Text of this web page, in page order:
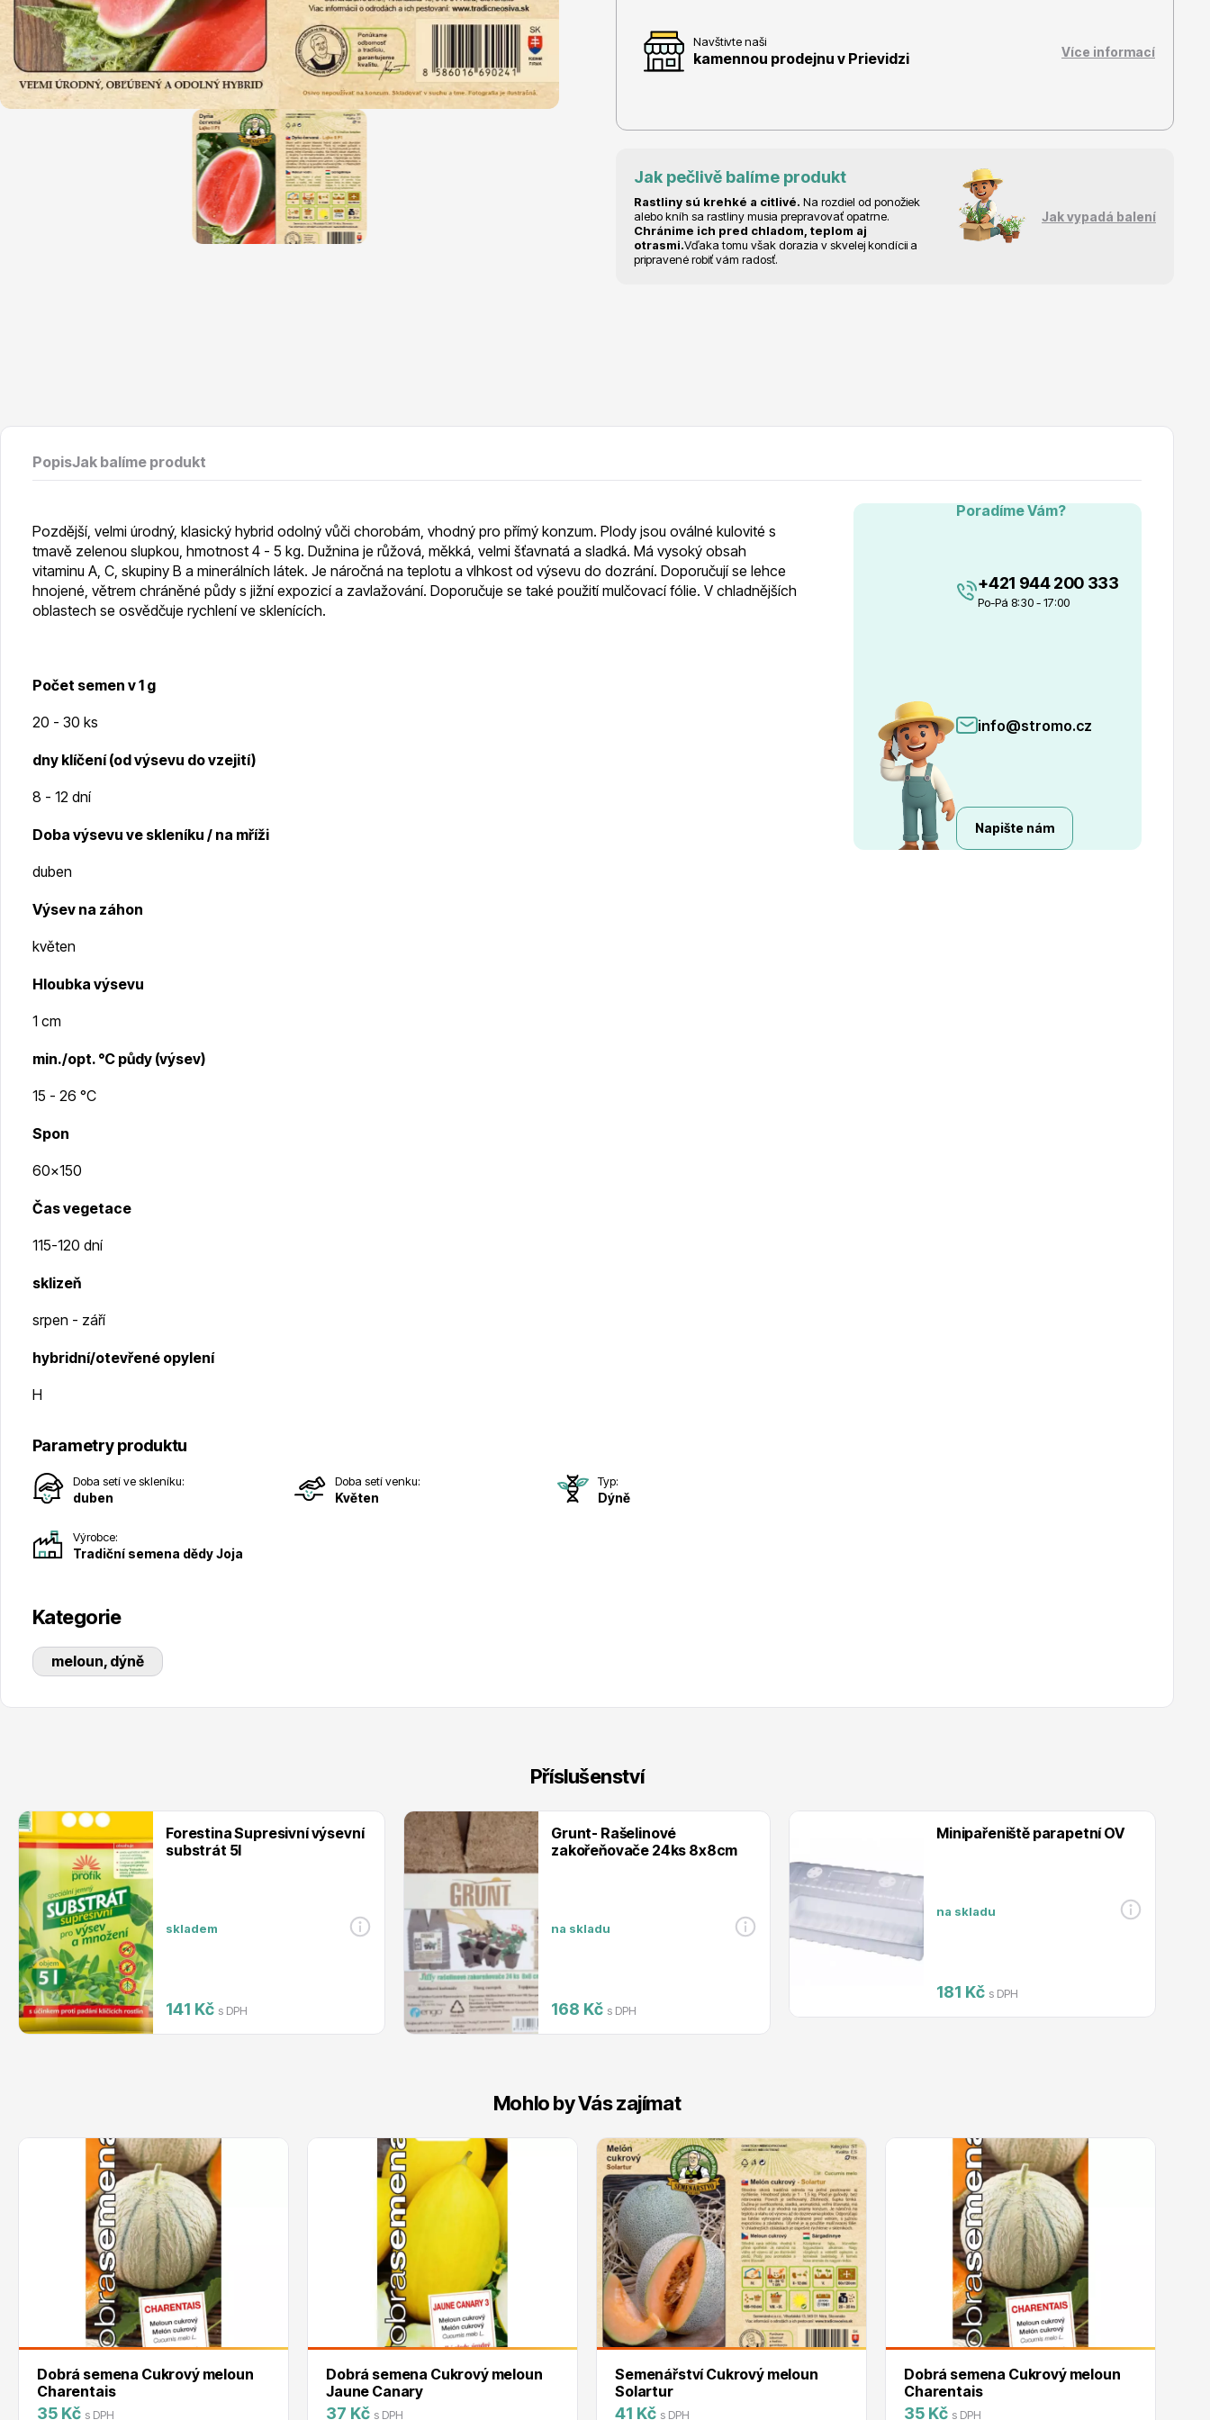
Magnólie
Květináče
Hortenzie
Drobná ovoce
Okrasné trávy
Plazivé rostliny
Navštivte naši
kamennou prodejnu v Prievidzi Více informací
Jak pečlivě balíme produkt
Rastliny sú krehké a citlivé. Na rozdiel od ponožiek
alebo kníh sa rastliny musia prepravovať opatrne.
Chránime ich pred chladom, teplom aj
otrasmi.Vďaka tomu však dorazia v skvelej kondícii a
pripravené robiť vám radosť.
Jak vypadá balení
PopisJak balíme produkt
Pozdější, velmi úrodný, klasický hybrid odolný vůči chorobám, vhodný pro přímý konzum. Plody jsou oválné kulovité s
tmavě zelenou slupkou, hmotnost 4 - 5 kg. Dužnina je růžová, měkká, velmi šťavnatá a sladká. Má vysoký obsah
vitaminu A, C, skupiny B a minerálních látek. Je náročná na teplotu a vlhkost od výsevu do dozrání. Doporučují se lehce
hnojené, větrem chráněné půdy s jižní expozicí a zavlažování. Doporučuje se také použití mulčovací fólie. V chladnějších
oblastech se osvědčuje rychlení ve sklenících.
Počet semen v 1 g
20 - 30 ks
dny klíčení (od výsevu do vzejití)
8 - 12 dní
Doba výsevu ve skleníku / na mříži
duben
Výsev na záhon
květen
Hloubka výsevu
1 cm
min./opt. °C půdy (výsev)
15 - 26 °C
Spon
60x150
Čas vegetace
115-120 dní
sklizeň
srpen - září
hybridní/otevřené opylení
H
Parametry produktu
Doba setí ve skleníku:
duben
Doba setí venku:
Květen
Typ:
Dýně
Výrobce:
Tradiční semena dědy Joja
Kategorie
meloun, dýně
Poradíme Vám?
+421 944 200 333
Po-Pá 8:30 - 17:00
info@stromo.cz
Napište nám
Příslušenství
Forestina Supresivní výsevní
substrát 5l
skladem
141 Kč s DPH
Grunt- Rašelinové
zakořeňovače 24ks 8x8cm
na skladu
168 Kč s DPH
Minipařeniště parapetní OV
na skladu
181 Kč s DPH
Mohlo by Vás zajímat
Dobrá semena Cukrový meloun
Charentais
35 Kč s DPH
Dobrá semena Cukrový meloun
Jaune Canary
37 Kč s DPH
Semenářství Cukrový meloun
Solartur
41 Kč s DPH
Dobrá semena Cukrový meloun
Charentais
35 Kč s DPH